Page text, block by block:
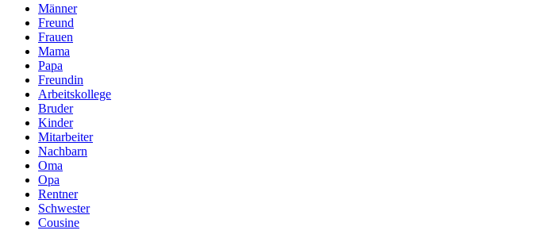
Männer
Freund
Frauen
Mama
Papa
Freundin
Arbeitskollege
Bruder
Kinder
Mitarbeiter
Nachbarn
Oma
Opa
Rentner
Schwester
Cousine